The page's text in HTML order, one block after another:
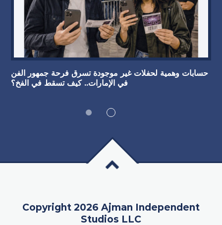
حسابات وهمية لحفلات غير موجودة تسرق فرحة جمهور الفن
في الإمارات.. كيف تسقط في الفخ؟
Copyright 2026 Ajman Independent
Studios LLC